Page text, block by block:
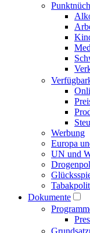
Werbung
Europa
UN und
Dokumente